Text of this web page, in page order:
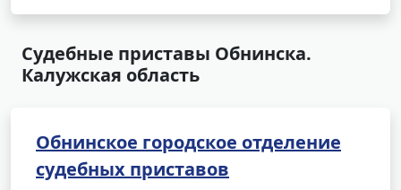
Судебные приставы Обнинска.
Калужская область
Обнинское городское отделение
судебных приставов